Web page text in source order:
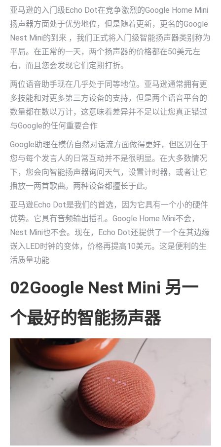
亚马逊的入门级Echo Dot在竞争激烈的Google Home Mini
扬声器方面处于优势地位，但是随着更新，更名的Google
Nest Mini的到来 ，我们正式将入门级智能扬声器类别称为
平局。在正常的一天，两个扬声器的价格都在50美元左
右，而且您会发现它们定期打折。
两位语音助手现在几乎处于同等地位。亚马逊通常拥有更
多技能和对更多第三方设备的支持，但是两个语音平台的
数量都在数以万计，这意味着差异并不足以让您真正错过
与Google的任何重要合作
Google助理在模仿自然对话流方面做得更好，但区别在于
您与每个发言人的日常互动并不是很明显。在大多数情况
下，您会向智能扬声器询问天气，设置计时器，或者让它
播放一两首歌曲。两种设备都擅长于此。
亚马逊Echo Dot是我们的首选，因为它具有一个小的硬件
优势。它具有音频输出插孔。Google Home Mini不会，
Nest Mini也不会。现在，Echo Dot还提供了一个在其边缘
嵌入LED时钟的变体，价格再提高10美元。这是便利的生
活质量功能
02Google Nest Mini 另一
个最好的智能扬声器